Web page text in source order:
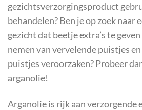
gezichtsverzorgingsproduct
behandelen? Ben je op zoek naar
gezicht dat beetje extra’s te
nemen van vervelende puistjes
puistjes veroorzaken? Probeer
arganolie!
Arganolie is rijk aan verzorgende